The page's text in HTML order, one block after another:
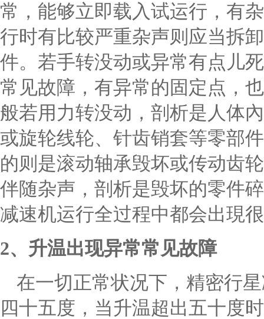
常，能够立即载入试运行，有
行时有比较严重杂声则应当拆
件。若手转没动或异常有点儿
常见故障，有异常的固定点，
般若用力转没动，剖析是人体
或旋轮线轮、针齿销套等零部
的则是滚动轴承毁坏或传动齿
伴随杂声，剖析是毁坏的零件
减速机运行全过程中都会出現
2、升温出现异常常见故障
在一切正常状况下，精密行
四十五度，当升温超出五十度